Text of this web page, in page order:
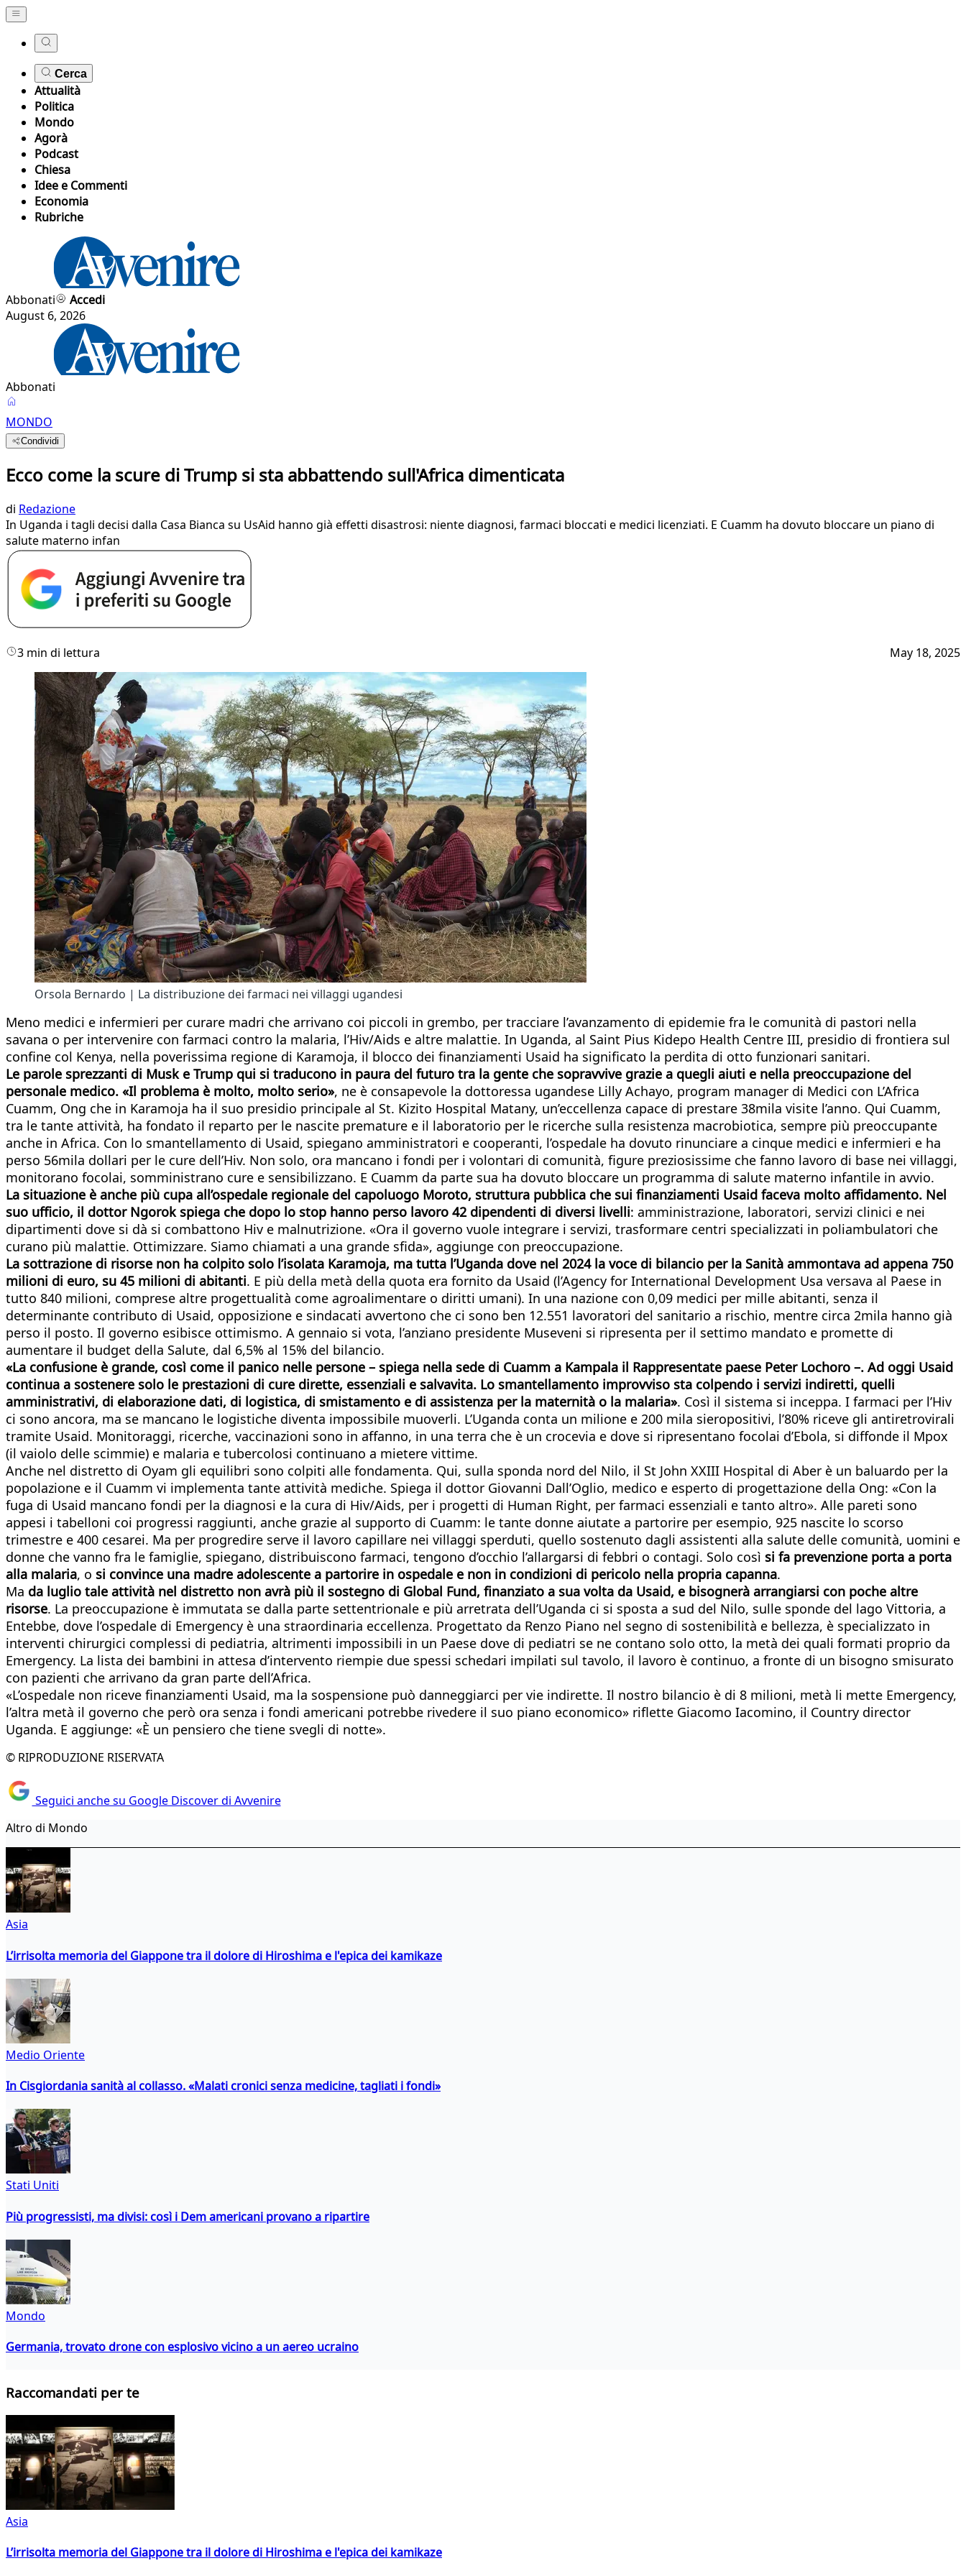
Cerca
Attualità
Politica
Mondo
Agorà
Podcast
Chiesa
Idee e Commenti
Economia
Rubriche
Abbonati
Accedi
August 6, 2026
Abbonati
MONDO
Condividi
Ecco come la scure di Trump si sta abbattendo sull'Africa dimenticata
di Redazione
In Uganda i tagli decisi dalla Casa Bianca su UsAid hanno già effetti disastrosi: niente diagnosi, farmaci bloccati e medici licenziati. E Cuamm ha dovuto bloccare un piano di
salute materno infan
3 min di lettura May 18, 2025
Orsola Bernardo | La distribuzione dei farmaci nei villaggi ugandesi
Meno medici e infermieri per curare madri che arrivano coi piccoli in grembo, per tracciare l’avanzamento di epidemie fra le comunità di pastori nella
savana o per intervenire con farmaci contro la malaria, l’Hiv/Aids e altre malattie. In Uganda, al Saint Pius Kidepo Health Centre III, presidio di frontiera sul
confine col Kenya, nella poverissima regione di Karamoja, il blocco dei finanziamenti Usaid ha significato la perdita di otto funzionari sanitari.
Le parole sprezzanti di Musk e Trump qui si traducono in paura del futuro tra la gente che sopravvive grazie a quegli aiuti e nella preoccupazione del
personale medico. «Il problema è molto, molto serio», ne è consapevole la dottoressa ugandese Lilly Achayo, program manager di Medici con L’Africa
Cuamm, Ong che in Karamoja ha il suo presidio principale al St. Kizito Hospital Matany, un’eccellenza capace di prestare 38mila visite l’anno. Qui Cuamm,
tra le tante attività, ha fondato il reparto per le nascite premature e il laboratorio per le ricerche sulla resistenza macrobiotica, sempre più preoccupante
anche in Africa. Con lo smantellamento di Usaid, spiegano amministratori e cooperanti, l’ospedale ha dovuto rinunciare a cinque medici e infermieri e ha
perso 56mila dollari per le cure dell’Hiv. Non solo, ora mancano i fondi per i volontari di comunità, figure preziosissime che fanno lavoro di base nei villaggi,
monitorano focolai, somministrano cure e sensibilizzano. E Cuamm da parte sua ha dovuto bloccare un programma di salute materno infantile in avvio.
La situazione è anche più cupa all’ospedale regionale del capoluogo Moroto, struttura pubblica che sui finanziamenti Usaid faceva molto affidamento. Nel
suo ufficio, il dottor Ngorok spiega che dopo lo stop hanno perso lavoro 42 dipendenti di diversi livelli: amministrazione, laboratori, servizi clinici e nei
dipartimenti dove si dà si combattono Hiv e malnutrizione. «Ora il governo vuole integrare i servizi, trasformare centri specializzati in poliambulatori che
curano più malattie. Ottimizzare. Siamo chiamati a una grande sfida», aggiunge con preoccupazione.
La sottrazione di risorse non ha colpito solo l’isolata Karamoja, ma tutta l’Uganda dove nel 2024 la voce di bilancio per la Sanità ammontava ad appena 750
milioni di euro, su 45 milioni di abitanti. E più della metà della quota era fornito da Usaid (l’Agency for International Development Usa versava al Paese in
tutto 840 milioni, comprese altre progettualità come agroalimentare o diritti umani). In una nazione con 0,09 medici per mille abitanti, senza il
determinante contributo di Usaid, opposizione e sindacati avvertono che ci sono ben 12.551 lavoratori del sanitario a rischio, mentre circa 2mila hanno già
perso il posto. Il governo esibisce ottimismo. A gennaio si vota, l’anziano presidente Museveni si ripresenta per il settimo mandato e promette di
aumentare il budget della Salute, dal 6,5% al 15% del bilancio.
«La confusione è grande, così come il panico nelle persone – spiega nella sede di Cuamm a Kampala il Rappresentate paese Peter Lochoro –. Ad oggi Usaid
continua a sostenere solo le prestazioni di cure dirette, essenziali e salvavita. Lo smantellamento improvviso sta colpendo i servizi indiretti, quelli
amministrativi, di elaborazione dati, di logistica, di smistamento e di assistenza per la maternità o la malaria». Così il sistema si inceppa. I farmaci per l’Hiv
ci sono ancora, ma se mancano le logistiche diventa impossibile muoverli. L’Uganda conta un milione e 200 mila sieropositivi, l’80% riceve gli antiretrovirali
tramite Usaid. Monitoraggi, ricerche, vaccinazioni sono in affanno, in una terra che è un crocevia e dove si ripresentano focolai d’Ebola, si diffonde il Mpox
(il vaiolo delle scimmie) e malaria e tubercolosi continuano a mietere vittime.
Anche nel distretto di Oyam gli equilibri sono colpiti alle fondamenta. Qui, sulla sponda nord del Nilo, il St John XXIII Hospital di Aber è un baluardo per la
popolazione e il Cuamm vi implementa tante attività mediche. Spiega il dottor Giovanni Dall’Oglio, medico e esperto di progettazione della Ong: «Con la
fuga di Usaid mancano fondi per la diagnosi e la cura di Hiv/Aids, per i progetti di Human Right, per farmaci essenziali e tanto altro». Alle pareti sono
appesi i tabelloni coi progressi raggiunti, anche grazie al supporto di Cuamm: le tante donne aiutate a partorire per esempio, 925 nascite lo scorso
trimestre e 400 cesarei. Ma per progredire serve il lavoro capillare nei villaggi sperduti, quello sostenuto dagli assistenti alla salute delle comunità, uomini e
donne che vanno fra le famiglie, spiegano, distribuiscono farmaci, tengono d’occhio l’allargarsi di febbri o contagi. Solo così si fa prevenzione porta a porta
alla malaria, o si convince una madre adolescente a partorire in ospedale e non in condizioni di pericolo nella propria capanna.
Ma da luglio tale attività nel distretto non avrà più il sostegno di Global Fund, finanziato a sua volta da Usaid, e bisognerà arrangiarsi con poche altre
risorse. La preoccupazione è immutata se dalla parte settentrionale e più arretrata dell’Uganda ci si sposta a sud del Nilo, sulle sponde del lago Vittoria, a
Entebbe, dove l’ospedale di Emergency è una straordinaria eccellenza. Progettato da Renzo Piano nel segno di sostenibilità e bellezza, è specializzato in
interventi chirurgici complessi di pediatria, altrimenti impossibili in un Paese dove di pediatri se ne contano solo otto, la metà dei quali formati proprio da
Emergency. La lista dei bambini in attesa d’intervento riempie due spessi schedari impilati sul tavolo, il lavoro è continuo, a fronte di un bisogno smisurato
con pazienti che arrivano da gran parte dell’Africa.
«L’ospedale non riceve finanziamenti Usaid, ma la sospensione può danneggiarci per vie indirette. Il nostro bilancio è di 8 milioni, metà li mette Emergency,
l’altra metà il governo che però ora senza i fondi americani potrebbe rivedere il suo piano economico» riflette Giacomo Iacomino, il Country director
Uganda. E aggiunge: «È un pensiero che tiene svegli di notte».
© RIPRODUZIONE RISERVATA
Seguici anche su Google Discover di Avvenire
Altro di Mondo
Asia
L’irrisolta memoria del Giappone tra il dolore di Hiroshima e l'epica dei kamikaze
Medio Oriente
In Cisgiordania sanità al collasso. «Malati cronici senza medicine, tagliati i fondi»
Stati Uniti
Più progressisti, ma divisi: così i Dem americani provano a ripartire
Mondo
Germania, trovato drone con esplosivo vicino a un aereo ucraino
Raccomandati per te
Asia
L’irrisolta memoria del Giappone tra il dolore di Hiroshima e l'epica dei kamikaze